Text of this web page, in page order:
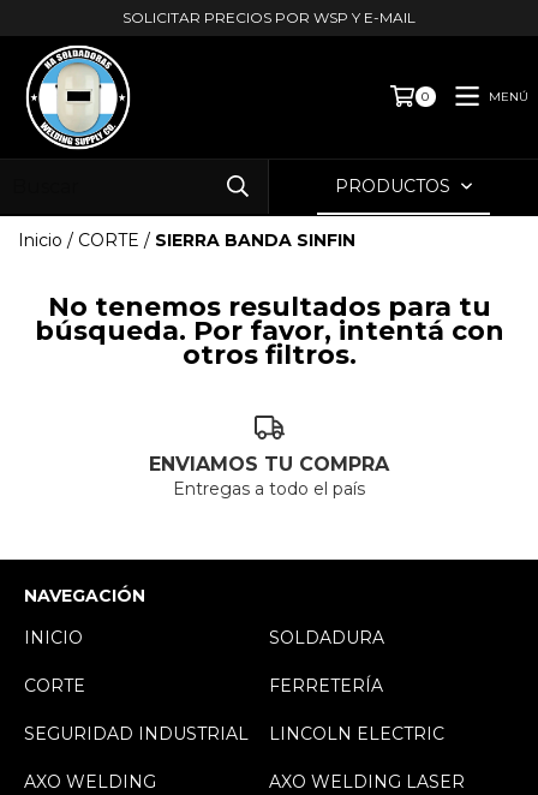
SOLICITAR PRECIOS POR WSP Y E-MAIL
0 MENÚ
PRODUCTOS
Inicio / CORTE / SIERRA BANDA SINFIN
No tenemos resultados para tu
búsqueda. Por favor, intentá con
otros filtros.
ENVIAMOS TU COMPRA
Entregas a todo el país
NAVEGACIÓN
INICIO
SOLDADURA
CORTE FERRETERÍA
SEGURIDAD INDUSTRIAL LINCOLN ELECTRIC
AXO WELDING AXO WELDING LASER